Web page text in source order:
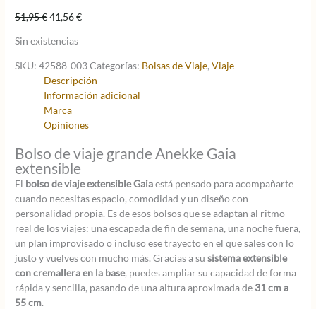
51,95€El
original
era:
51,95 €.
41,56€El
es:
41,56 €.
Sin existencias
SKU:42588-003Categorías: Bolsas de Viaje,Viaje
Descripción
Información adicional
Marca
Opiniones
Bolso de viaje grande Anekke Gaia
extensible
El bolso de viaje extensible Gaiaestá pensado para acompañarte
cuando necesitas espacio, comodidad y un diseño con
personalidad propia. Es de esos bolsos que se adaptan al ritmo
real de los viajes: una escapada de fin de semana, una noche fuera,
un plan improvisado o incluso ese trayecto en el que sales con lo
justo y vuelves con mucho más. Gracias a susistema extensible
con cremallera en la base, puedes ampliar su capacidad de forma
rápida y sencilla, pasando de una altura aproximada de 31 cm a
55 cm.